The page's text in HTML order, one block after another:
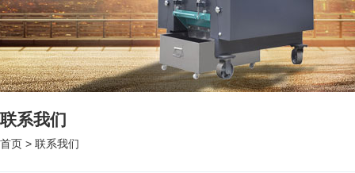
联系我们
首页 > 联系我们